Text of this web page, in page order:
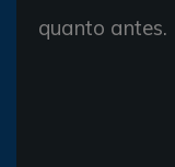
quanto antes.